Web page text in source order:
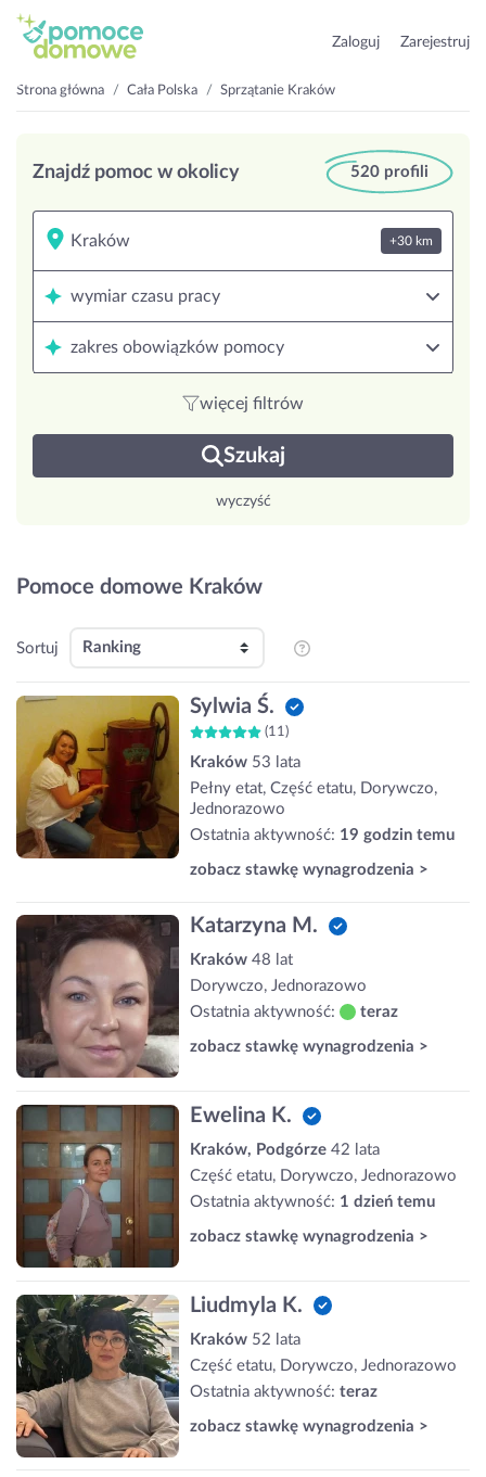
Zaloguj Zarejestruj
Strona główna Cała Polska Sprzątanie Kraków
Znajdź pomoc w okolicy 520 profili
+30 km
wymiar czasu pracy
zakres obowiązków pomocy
więcej filtrów
Szukaj
wyczyść
Pomoce domowe Kraków
Sortuj
Sylwia Ś.
(11)
Kraków 53 lata
Pełny etat, Część etatu, Dorywczo,
Jednorazowo
Ostatnia aktywność: 19 godzin temu
zobacz stawkę wynagrodzenia >
Katarzyna M.
Kraków 48 lat
Dorywczo, Jednorazowo
Ostatnia aktywność:
teraz
zobacz stawkę wynagrodzenia >
Ewelina K.
Kraków, Podgórze 42 lata
Część etatu, Dorywczo, Jednorazowo
Ostatnia aktywność: 1 dzień temu
zobacz stawkę wynagrodzenia >
Liudmyla K.
Kraków 52 lata
Część etatu, Dorywczo, Jednorazowo
Ostatnia aktywność: teraz
zobacz stawkę wynagrodzenia >